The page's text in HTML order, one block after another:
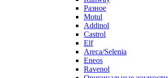
Разное
Motul
Addinol
Castrol
Elf
Areca/Selenia
Eneos
Ravenol